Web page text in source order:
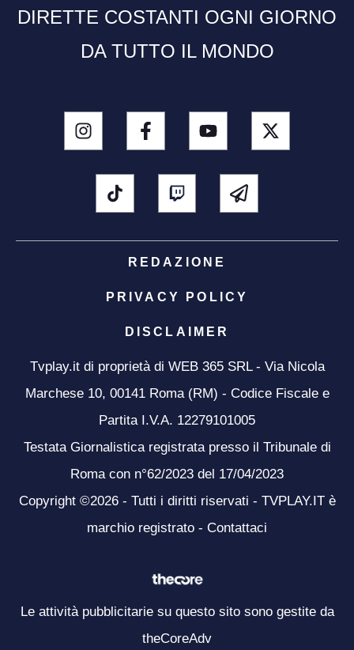
DIRETTE COSTANTI OGNI GIORNO
DA TUTTO IL MONDO
REDAZIONE
PRIVACY POLICY
DISCLAIMER
Tvplay.it di proprietà di WEB 365 SRL - Via Nicola
Marchese 10, 00141 Roma (RM) - Codice Fiscale e
Partita I.V.A. 12279101005
Testata Giornalistica registrata presso il Tribunale di
Roma con n°62/2023 del 17/04/2023
Copyright ©2026 - Tutti i diritti riservati - TVPLAY.IT è
marchio registrato - Contattaci
Le attività pubblicitarie su questo sito sono gestite da
theCoreAdv